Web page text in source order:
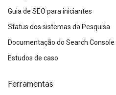
Guia de SEO para iniciantes
Status dos sistemas da Pesquisa
Documentação do Search Console
Estudos de caso
Ferramentas